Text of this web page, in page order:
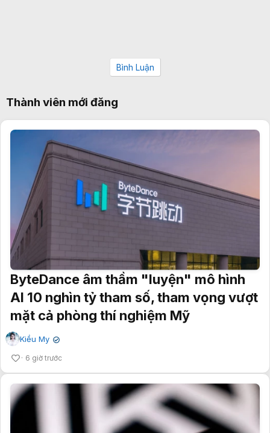
Bình Luận
Thành viên mới đăng
ByteDance âm thầm "luyện" mô hình
AI 10 nghìn tỷ tham số, tham vọng vượt
mặt cả phòng thí nghiệm Mỹ
Kiều My ✔
6 giờ trước